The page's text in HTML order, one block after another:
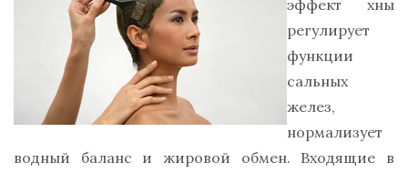
эффект хны
регулирует
функции
сальных
желез,
нормализует
водный баланс и жировой обмен. Входящие в